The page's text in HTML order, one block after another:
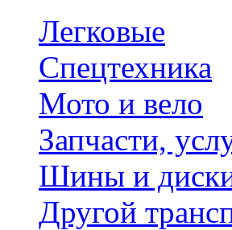
Легковые
Спецтехника
Мото и вело
Запчасти,
Шины и
Другой